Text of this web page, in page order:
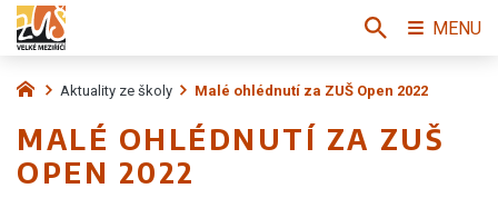
Aktuality ze školy Malé ohlédnutí za ZUŠ Open 2022
MALÉ OHLÉDNUTÍ ZA ZUŠ
OPEN 2022
MENU